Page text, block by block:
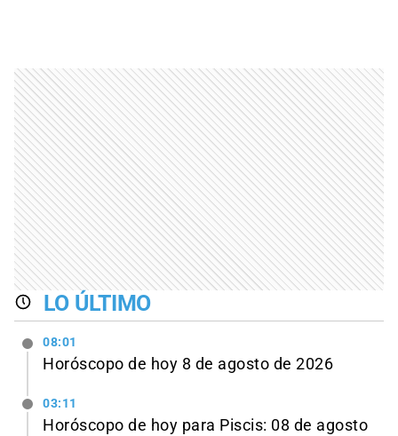
LO ÚLTIMO
08:01
Horóscopo de hoy 8 de agosto de 2026
03:11
Horóscopo de hoy para Piscis: 08 de agosto